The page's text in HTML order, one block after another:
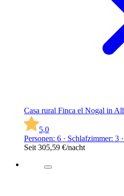
Casa rural Finca el Nogal in
5,0
Personen: 6 · Schlafzimmer: 3
Seit 305,59 €/nacht